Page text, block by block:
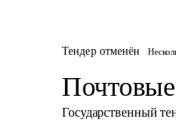
Тендер отменён
Государственный